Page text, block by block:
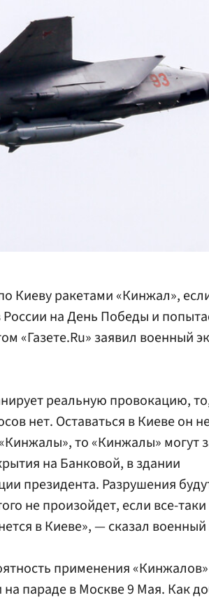
Киеву ракетами «Кинжал»,
на День Победы и
«Газете.Ru» заявил военный
реальную провокацию,
нет. Оставаться в Киеве он
то «Кинжалы» могут
на Банковой, в здании
президента. Разрушения
не произойдет, если все-
в Киеве», — сказал военный
применения
параде в Москве 9 Мая. Как